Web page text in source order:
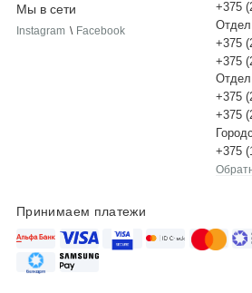
+375
Отдел
+375
+375
Отдел
+375
+375
+375
Мы в сети
Instagram \ Facebook
Принимаем платежи